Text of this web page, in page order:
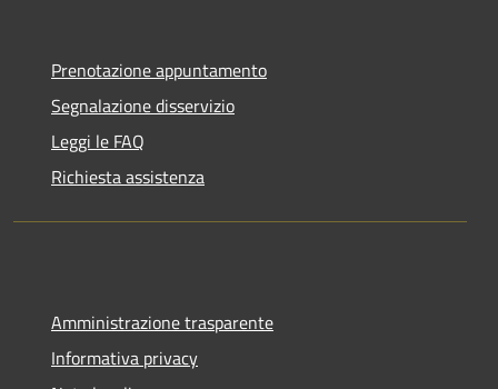
Prenotazione appuntamento
Segnalazione disservizio
Leggi le FAQ
Richiesta assistenza
Amministrazione trasparente
Informativa privacy